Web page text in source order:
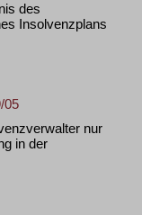
des
Insolvenzplans
05
nur
in der